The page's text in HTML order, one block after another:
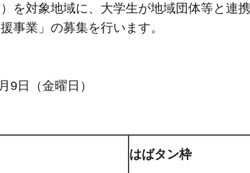
を対象地域に、大学生が地域団体等と連
事業」の募集を行います。
9日（金曜日）
はばタン枠